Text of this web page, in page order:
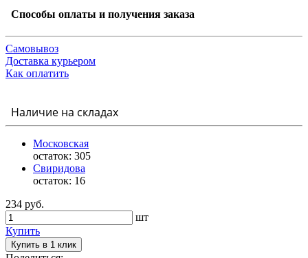
Способы оплаты и получения заказа
Самовывоз
Доставка курьером
Как оплатить
Наличие на складах
Московская
остаток: 305
Свиридова
остаток: 16
234 руб.
шт
Купить
Купить в 1 клик